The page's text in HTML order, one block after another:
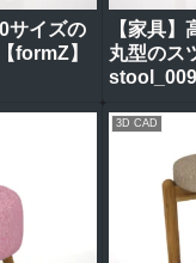
サイズの
formZ】
【家具
丸型のス
3D CAD